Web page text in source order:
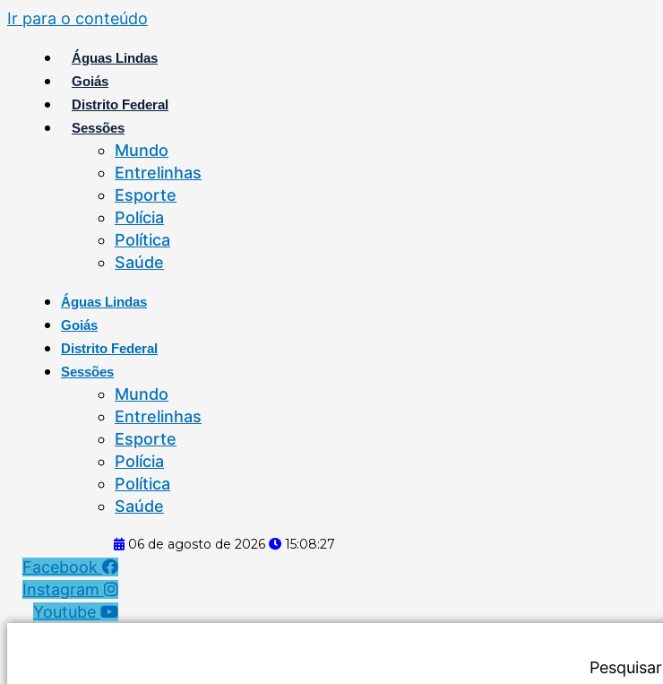
Ir para o conteúdo
Águas Lindas
Goiás
Distrito Federal
Sessões
Mundo
Entrelinhas
Esporte
Polícia
Política
Saúde
Águas Lindas
Goiás
Distrito Federal
Sessões
Mundo
Entrelinhas
Esporte
Polícia
Política
Saúde
06 de agosto de 2026 15:08:28
Facebook
Instagram
Youtube
Pesquisar